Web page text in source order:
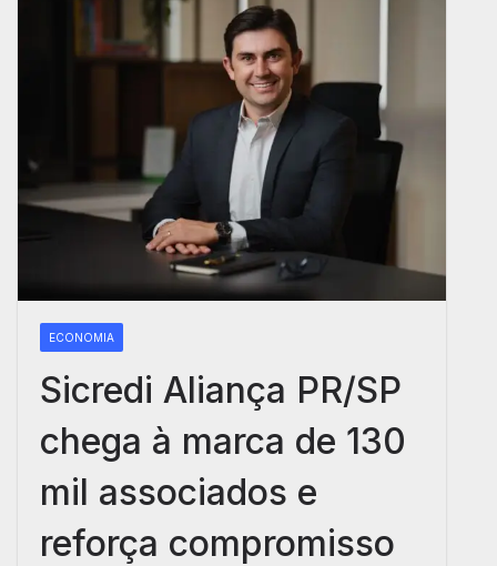
ECONOMIA
Sicredi Aliança PR/SP
chega à marca de 130
mil associados e
reforça compromisso